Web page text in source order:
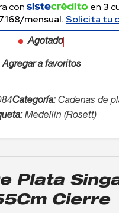
con en 3
mensual.Solicita tu
Agotado
Agregar a favoritos
Categoría: Cadenas de
Medellín (Rosett)
Plata
Cierre